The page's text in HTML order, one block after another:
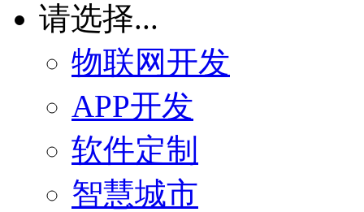
请选择...
物联网开发
APP开发
软件定制
智慧城市